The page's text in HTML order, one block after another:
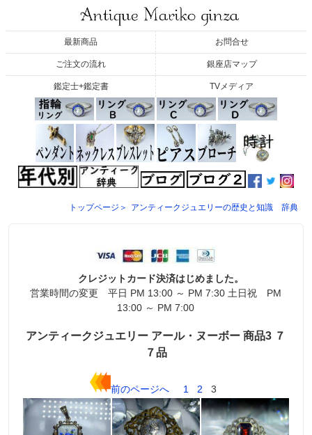
最新商品 お問合せ
ご注文の流れ 銀座店マップ
鑑定士+鑑定書 TVメディア
トップページ＞ アンティークジュエリーの歴史と知識 辞典
クレジットカード決済はじめました。
営業時間の変更 平日 PM 13:00 ～ PM 7:30 土日祝 PM
13:00 ～ PM 7:00
アンティークジュエリー アール・ヌーボー 商品3 ７
７品
前のページへ 1 2 3